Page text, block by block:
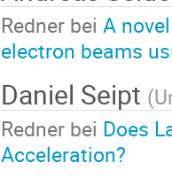
Redner bei A
electron beams
Daniel Seipt (
Redner bei Does
Acceleration?